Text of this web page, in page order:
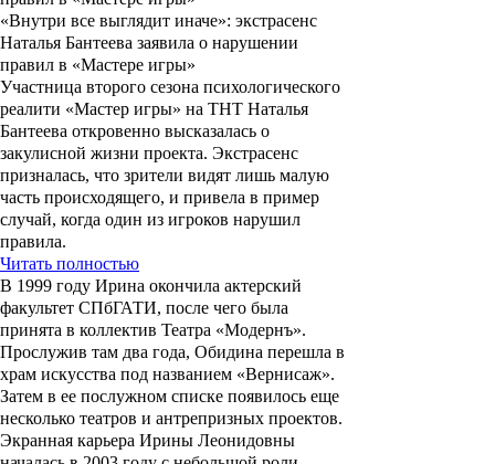
«Внутри все выглядит иначе»: экстрасенс
Наталья Бантеева заявила о нарушении
правил в «Мастере игры»
Участница второго сезона психологического
реалити «Мастер игры» на ТНТ Наталья
Бантеева откровенно высказалась о
закулисной жизни проекта. Экстрасенс
призналась, что зрители видят лишь малую
часть происходящего, и привела в пример
случай, когда один из игроков нарушил
правила.
Читать полностью
В 1999 году Ирина окончила актерский
факультет СПбГАТИ, после чего была
принята в коллектив Театра «Модернъ».
Прослужив там два года, Обидина перешла в
храм искусства под названием «Вернисаж».
Затем в ее послужном списке появилось еще
несколько театров и антрепризных проектов.
Экранная карьера Ирины Леонидовны